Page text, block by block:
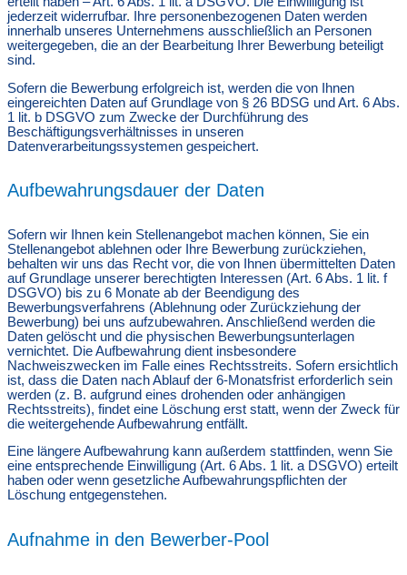
jederzeit widerrufbar. Ihre personenbezogenen Daten werden
innerhalb unseres Unternehmens ausschließlich an Personen
weitergegeben, die an der Bearbeitung Ihrer Bewerbung beteiligt
sind.
Sofern die Bewerbung erfolgreich ist, werden die von Ihnen
eingereichten Daten auf Grundlage von § 26 BDSG und Art. 6 Abs.
1 lit. b DSGVO zum Zwecke der Durchführung des
Beschäftigungsverhältnisses in unseren
Datenverarbeitungssystemen gespeichert.
Aufbewahrungsdauer der Daten
Sofern wir Ihnen kein Stellenangebot machen können, Sie ein
Stellenangebot ablehnen oder Ihre Bewerbung zurückziehen,
behalten wir uns das Recht vor, die von Ihnen übermittelten Daten
auf Grundlage unserer berechtigten Interessen (Art. 6 Abs. 1 lit. f
DSGVO) bis zu 6 Monate ab der Beendigung des
Bewerbungsverfahrens (Ablehnung oder Zurückziehung der
Bewerbung) bei uns aufzubewahren. Anschließend werden die
Daten gelöscht und die physischen Bewerbungsunterlagen
vernichtet. Die Aufbewahrung dient insbesondere
Nachweiszwecken im Falle eines Rechtsstreits. Sofern ersichtlich
ist, dass die Daten nach Ablauf der 6-Monatsfrist erforderlich sein
werden (z. B. aufgrund eines drohenden oder anhängigen
Rechtsstreits), findet eine Löschung erst statt, wenn der Zweck für
die weitergehende Aufbewahrung entfällt.
Eine längere Aufbewahrung kann außerdem stattfinden, wenn Sie
eine entsprechende Einwilligung (Art. 6 Abs. 1 lit. a DSGVO) erteilt
haben oder wenn gesetzliche Aufbewahrungspflichten der
Löschung entgegenstehen.
Aufnahme in den Bewerber-Pool